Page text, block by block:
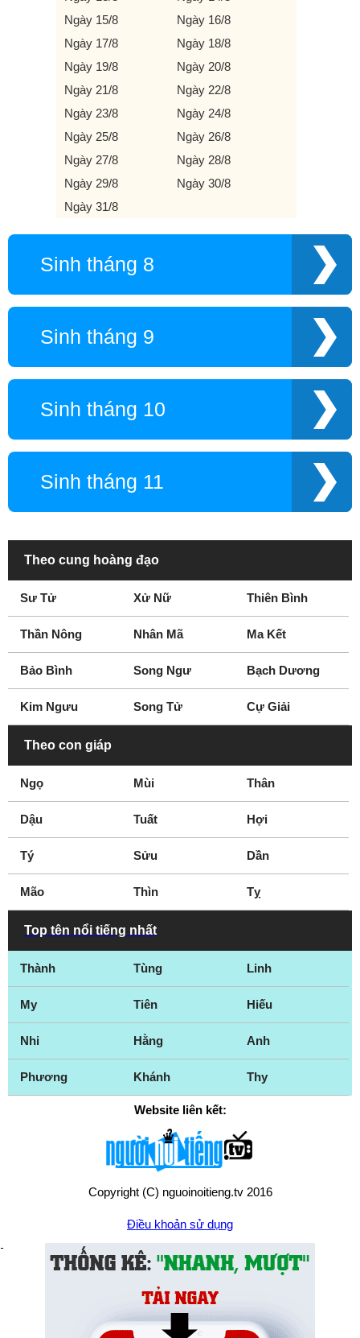
Ngày 15/8
Ngày 16/8
Ngày 17/8
Ngày 18/8
Ngày 19/8
Ngày 20/8
Ngày 21/8
Ngày 22/8
Ngày 23/8
Ngày 24/8
Ngày 25/8
Ngày 26/8
Ngày 27/8
Ngày 28/8
Ngày 29/8
Ngày 30/8
Ngày 31/8
Sinh tháng 8
Sinh tháng 9
Sinh tháng 10
Sinh tháng 11
Theo cung hoàng đạo
Sư Tử Xử Nữ Thiên Bình
Thần Nông Nhân Mã Ma Kết
Bảo Bình Song Ngư Bạch Dương
Kim Ngưu Song Tử Cự Giải
Theo con giáp
Ngọ Mùi Thân
Dậu Tuất Hợi
Tý Sửu Dần
Mão Thìn Tỵ
Top tên nổi tiếng nhất
Thành Tùng Linh
My Tiên Hiếu
Nhi Hằng Anh
Phương Khánh Thy
Website liên kết:
Copyright (C) nguoinoitieng.tv 2016
Điều khoản sử dụng
Chính sách quyền riêng tư